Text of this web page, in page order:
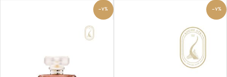
-7%
-7%